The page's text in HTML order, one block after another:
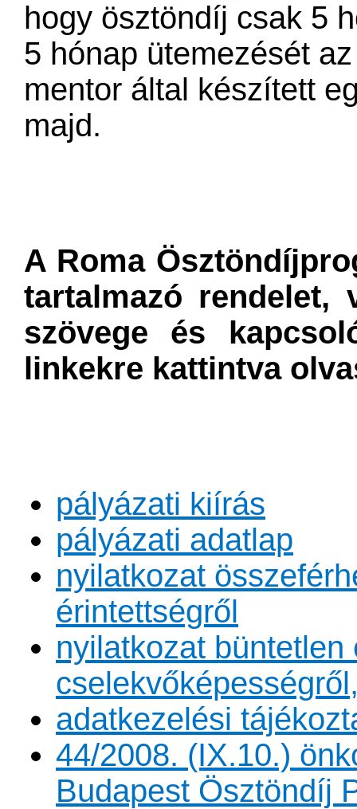
hogy ösztöndíj csak 5
5 hónap ütemezését
mentor által készített
majd.
A Roma
tartalmazó rendelet,
szövege és
linkekre kattintva
pályázati kiírás
pályázati adatlap
nyilatkozat
érintettségről
nyilatkozat büntetlen
adatkezelési
44/2008. (IX.10.)
Budapest Ösztöndíj